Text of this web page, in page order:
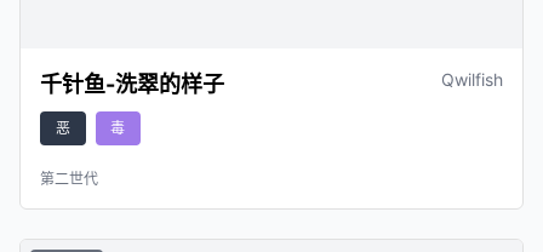
千针鱼-洗翠的样子 Qwilfish
恶 毒
第二世代